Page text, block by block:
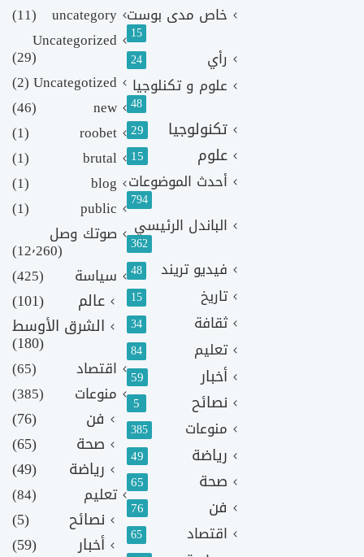
خاص مدى بوست
15
رأي 24
علوم و تكنلوجيا
48
تكنولوجيا 29
علوم 15
أحدث الموضوعات
794
الباندل الرئيسي
362
فيديو تريند 48
تاريخ 15
ثقافة 34
تعليم 84
أخبار 59
نصائح 5
منوعات 385
رياضة 49
صحة 65
فن 76
اقتصاد 65
uncategory
(11)
Uncategorized
(29)
Uncategotized
(2)
new
(46)
roobet
(1)
brutal
(1)
blog
(1)
public
(1)
صوتك وصل
(12٬260)
سياسة
(425)
عالم
(101)
الشرق الأوسط
(180)
اقتصاد
(65)
منوعات
(385)
فن
(76)
صحة
(65)
رياضة
(49)
تعليم (84)
نصائح
(5)
أخبار
(59)